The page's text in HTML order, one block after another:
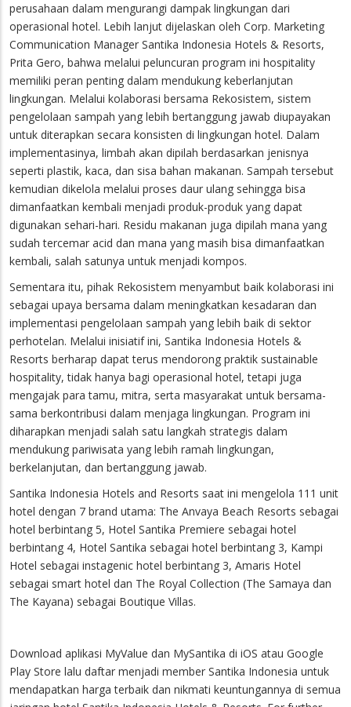
perusahaan dalam mengurangi dampak lingkungan dari
operasional hotel. Lebih lanjut dijelaskan oleh Corp. Marketing
Communication Manager Santika Indonesia Hotels & Resorts,
Prita Gero, bahwa melalui peluncuran program ini hospitality
memiliki peran penting dalam mendukung keberlanjutan
lingkungan. Melalui kolaborasi bersama Rekosistem, sistem
pengelolaan sampah yang lebih bertanggung jawab diupayakan
untuk diterapkan secara konsisten di lingkungan hotel. Dalam
implementasinya, limbah akan dipilah berdasarkan jenisnya
seperti plastik, kaca, dan sisa bahan makanan. Sampah tersebut
kemudian dikelola melalui proses daur ulang sehingga bisa
dimanfaatkan kembali menjadi produk-produk yang dapat
digunakan sehari-hari. Residu makanan juga dipilah mana yang
sudah tercemar acid dan mana yang masih bisa dimanfaatkan
kembali, salah satunya untuk menjadi kompos.
Sementara itu, pihak Rekosistem menyambut baik kolaborasi ini
sebagai upaya bersama dalam meningkatkan kesadaran dan
implementasi pengelolaan sampah yang lebih baik di sektor
perhotelan. Melalui inisiatif ini, Santika Indonesia Hotels &
Resorts berharap dapat terus mendorong praktik sustainable
hospitality, tidak hanya bagi operasional hotel, tetapi juga
mengajak para tamu, mitra, serta masyarakat untuk bersama-
sama berkontribusi dalam menjaga lingkungan. Program ini
diharapkan menjadi salah satu langkah strategis dalam
mendukung pariwisata yang lebih ramah lingkungan,
berkelanjutan, dan bertanggung jawab.
Santika Indonesia Hotels and Resorts saat ini mengelola 111 unit
hotel dengan 7 brand utama: The Anvaya Beach Resorts sebagai
hotel berbintang 5, Hotel Santika Premiere sebagai hotel
berbintang 4, Hotel Santika sebagai hotel berbintang 3, Kampi
Hotel sebagai instagenic hotel berbintang 3, Amaris Hotel
sebagai smart hotel dan The Royal Collection (The Samaya dan
The Kayana) sebagai Boutique Villas.
Download aplikasi MyValue dan MySantika di iOS atau Google
Play Store lalu daftar menjadi member Santika Indonesia untuk
mendapatkan harga terbaik dan nikmati keuntungannya di semua